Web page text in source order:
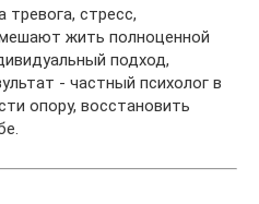
стресс,
жить полноценной
подход,
- частный психолог в
опору, восстановить